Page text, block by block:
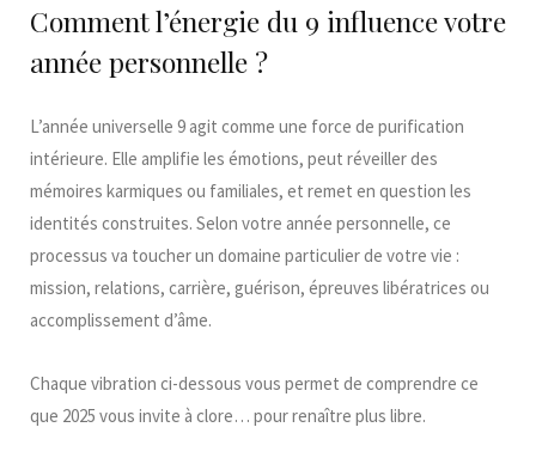
Comment l’énergie du 9 influence votre
année personnelle ?
L’année universelle 9 agit comme une force de purification
intérieure. Elle amplifie les émotions, peut réveiller des
mémoires karmiques ou familiales, et remet en question les
identités construites. Selon votre année personnelle, ce
processus va toucher un domaine particulier de votre vie :
mission, relations, carrière, guérison, épreuves libératrices ou
accomplissement d’âme.
Chaque vibration ci-dessous vous permet de comprendre ce
que 2025 vous invite à clore… pour renaître plus libre.